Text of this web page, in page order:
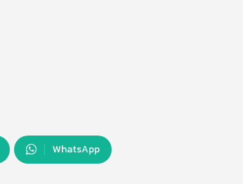
WhatsApp